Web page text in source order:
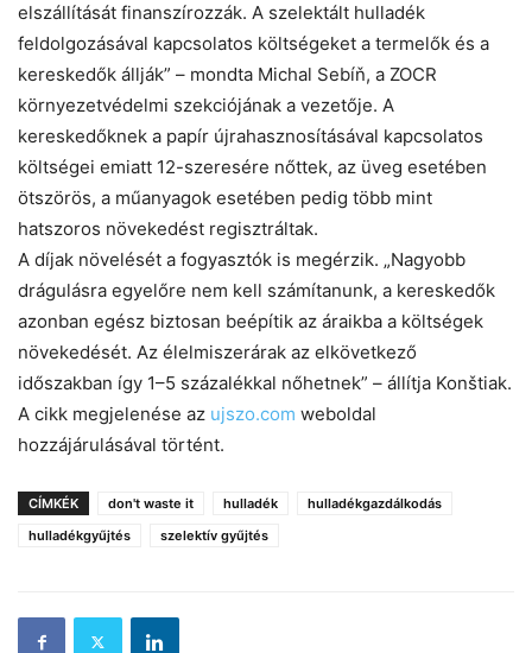
elszállítását finanszírozzák. A szelektált hulladék
feldolgozásával kapcsolatos költségeket a termelők és a
kereskedők állják” – mondta Michal Sebíň, a ZOCR
környezetvédelmi szekciójának a vezetője. A
kereskedőknek a papír újrahasznosításával kapcsolatos
költségei emiatt 12-szeresére nőttek, az üveg esetében
ötszörös, a műanyagok esetében pedig több mint
hatszoros növekedést regisztráltak.
A díjak növelését a fogyasztók is megérzik. „Nagyobb
drágulásra egyelőre nem kell számítanunk, a kereskedők
azonban egész biztosan beépítik az áraikba a költségek
növekedését. Az élelmiszerárak az elkövetkező
időszakban így 1–5 százalékkal nőhetnek” – állítja Konštiak.
A cikk megjelenése az ujszo.com weboldal
hozzájárulásával történt.
CÍMKÉK don't waste it hulladék
hulladékgazdálkodás
hulladékgyűjtés
szelektív gyűjtés